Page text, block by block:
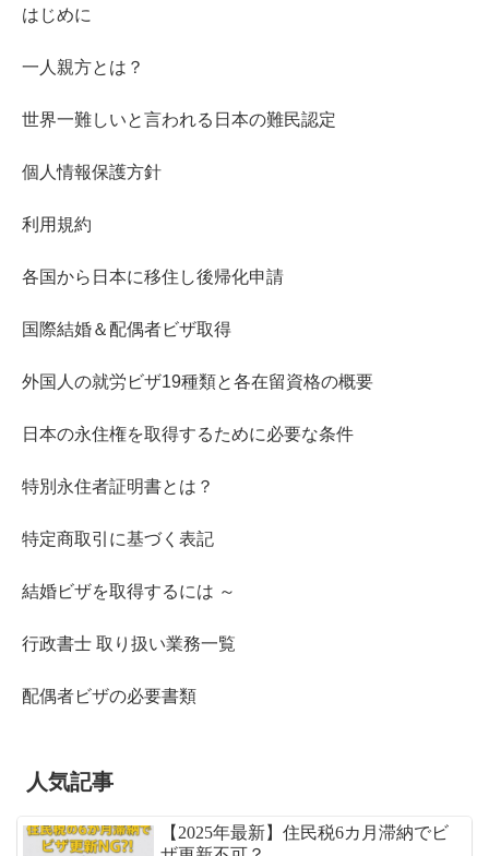
はじめに
一人親方とは？
世界一難しいと言われる日本の難民認定
個人情報保護方針
利用規約
各国から日本に移住し後帰化申請
国際結婚＆配偶者ビザ取得
外国人の就労ビザ19種類と各在留資格の概要
日本の永住権を取得するために必要な条件
特別永住者証明書とは？
特定商取引に基づく表記
結婚ビザを取得するには ～
行政書士 取り扱い業務一覧
配偶者ビザの必要書類
人気記事
【2025年最新】住民税6カ月滞納でビ